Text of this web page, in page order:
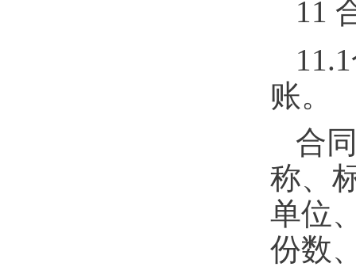
11
11.1
账。
合
称、
单位
份数